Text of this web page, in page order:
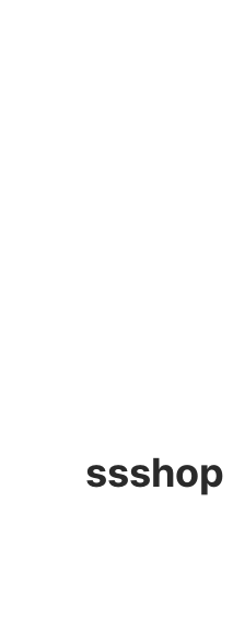
ssshop